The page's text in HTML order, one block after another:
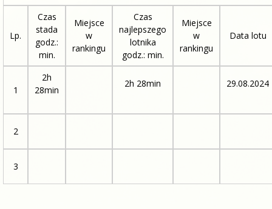
Lp.
Czas
stada
godz.:
min.
Miejsce
w
rankingu
Czas
najlepszego
lotnika
godz.: min.
Miejsce
w
rankingu
Data lotu
1
2h
28min
2h 28min 29.08.2024
2
3